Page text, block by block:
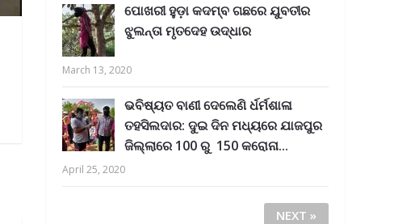
ପୋଖରୀ ହୁଡ଼ା କଦମ୍ବ ଗଛରେ ଯୁବତୀର
ଝୁଲନ୍ତା ମୃତଦେହ ଉଦ୍ଧାର
March 13, 2020
ଭବିଷ୍ୟତ ବାଣୀ ଦେଲେଣି ର୍ଧର୍ମଶାଳା
ତହସିଲଦାର: ଦୁଇ ଦିନ ମଧ୍ୟରେ ଯାଜପୁର
ଜିଲ୍ଲାରେ 100 ରୁ 150 କରୋନା...
April 25, 2020
NEXT »